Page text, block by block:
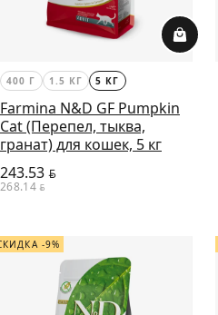
400 Г 1.5 КГ 5 КГ
Farmina N&D GF Pumpkin
Cat (Перепел, тыква,
гранат) для кошек, 5 кг
243.53 BYN
268.14 BYN
-9%